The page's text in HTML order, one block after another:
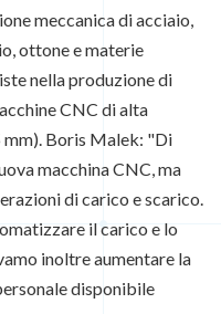
meccanica di acciaio,
ottone e materie
nella produzione di
CNC di alta
mm). Boris Malek: "Di
macchina CNC, ma
di carico e scarico.
il carico e lo
inoltre aumentare la
disponibile